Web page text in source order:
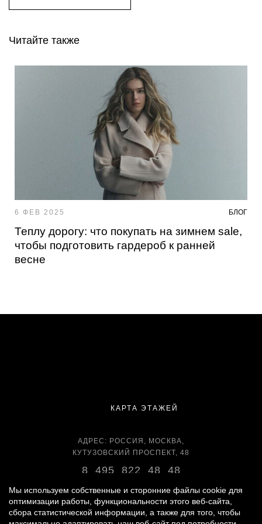
Читайте также
6 ФЕВ 2025 БЛОГ
Теплу дорогу: что покупать на зимнем sale,
чтобы подготовить гардероб к ранней
весне
КАРТА ЭТАЖЕЙ
АДРЕС: РОССИЯ, МОСКВА,
КУТУЗОВСКИЙ ПРОСПЕКТ, 48
8 495 822 48 48
ВРЕМЯ РАБОТЫ:
ЕЖЕДНЕВНО С 11:00 ДО 22:00
Мы используем собственные и сторонние файлы cookie для
оптимизации работы, функциональности этого веб-сайта,
сбора статистической информации, а также для того, чтобы